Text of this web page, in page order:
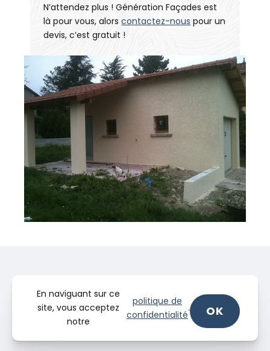
En naviguant sur ce
site, vous acceptez
notre
politique de
confidentialité
. OK
N’attendez plus ! Génération Façades est
là pour vous, alorscontactez-nous pour un
devis, c’est gratuit !